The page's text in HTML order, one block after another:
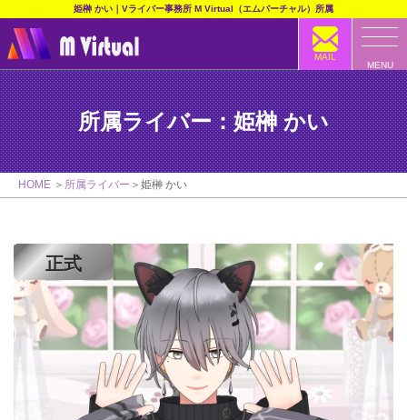
姫榊 かい｜Vライバー事務所 M Virtual（エムバーチャル）所属
MENU
MAIL
所属ライバー：姫榊 かい
HOME 所属ライバー 姫榊 かい
正式